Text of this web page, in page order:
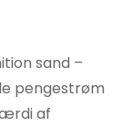
sand –
pengestrøm
af